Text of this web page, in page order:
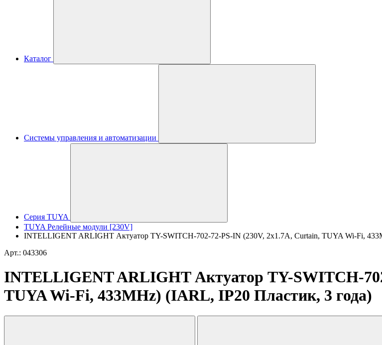
Каталог
Системы управления и автоматизации
Серия TUYA
TUYA Релейные модули [230V]
INTELLIGENT ARLIGHT Актуатор TY-SWITCH-702-72-PS-IN (230V, 2x1.7A, Curtain, TUYA Wi-Fi,
Арт.: 043306
INTELLIGENT ARLIGHT Актуатор TY-SWITCH-
TUYA Wi-Fi, 433MHz) (IARL, IP20 Пластик, 3 года)